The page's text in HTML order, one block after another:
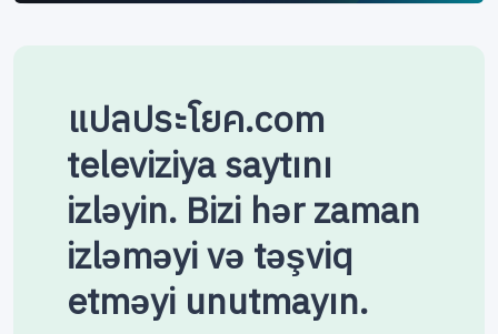
แปลประโยค.com
televiziya saytını
izləyin. Bizi hər zaman
izləməyi və təşviq
etməyi unutmayın.